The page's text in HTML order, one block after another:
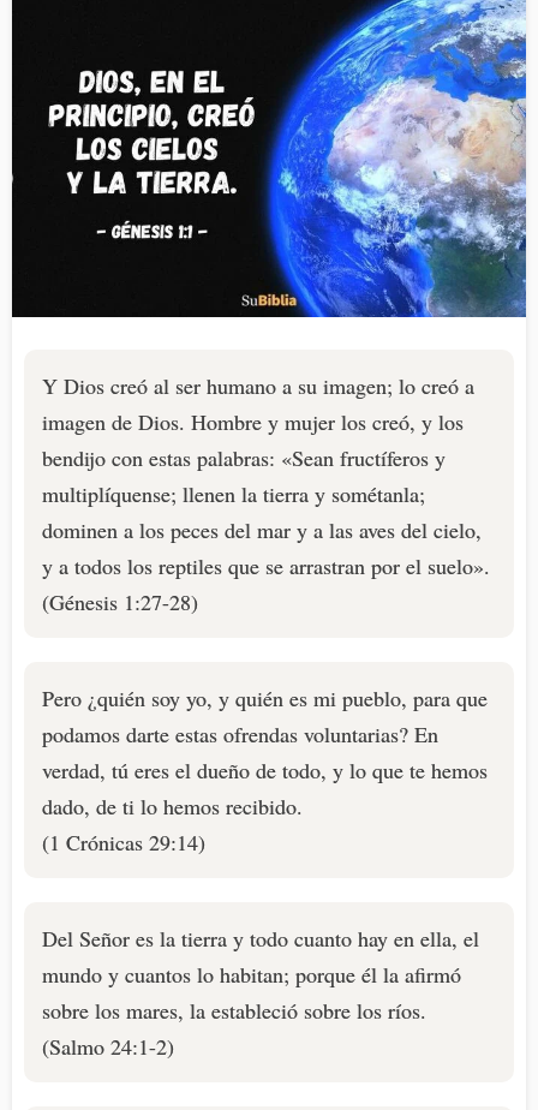
Y Dios creó al ser humano a su imagen; lo creó a
imagen de Dios. Hombre y mujer los creó, y los
bendijo con estas palabras: «Sean fructíferos y
multiplíquense; llenen la tierra y sométanla;
dominen a los peces del mar y a las aves del cielo,
y a todos los reptiles que se arrastran por el suelo».
(Génesis 1:27-28)
Pero ¿quién soy yo, y quién es mi pueblo, para que
podamos darte estas ofrendas voluntarias? En
verdad, tú eres el dueño de todo, y lo que te hemos
dado, de ti lo hemos recibido.
(1 Crónicas 29:14)
Del Señor es la tierra y todo cuanto hay en ella, el
mundo y cuantos lo habitan; porque él la afirmó
sobre los mares, la estableció sobre los ríos.
(Salmo 24:1-2)